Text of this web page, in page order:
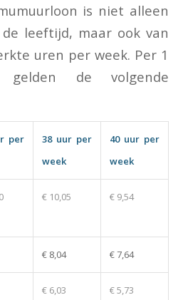
is niet alleen
leeftijd, maar ook van
uren per week. Per 1
gelden de volgende
per
38 uur per
week
40 uur per
week
€ 10,05 € 9,54
€ 8,04 € 7,64
€ 6,03 € 5,73